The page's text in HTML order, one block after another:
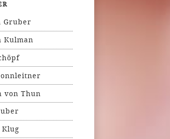
Gruber
Kulman
von Thun